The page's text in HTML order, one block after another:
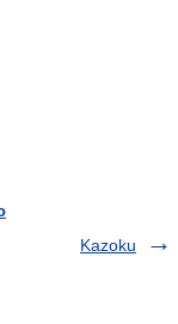
Kazoku